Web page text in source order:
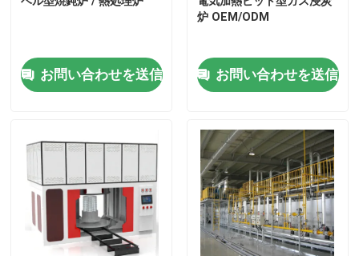
家
プロダクト
私達について
お問い合わせを送信
炉 OEM/ODM
お問い合わせを送信